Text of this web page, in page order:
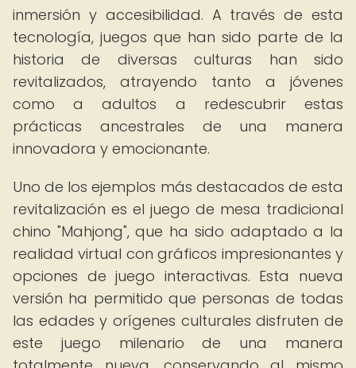
inmersión y accesibilidad. A través de esta
tecnología, juegos que han sido parte de la
historia de diversas culturas han sido
revitalizados, atrayendo tanto a jóvenes
como a adultos a redescubrir estas
prácticas ancestrales de una manera
innovadora y emocionante.
Uno de los ejemplos más destacados de esta
revitalización es el juego de mesa tradicional
chino "Mahjong", que ha sido adaptado a la
realidad virtual con gráficos impresionantes y
opciones de juego interactivas. Esta nueva
versión ha permitido que personas de todas
las edades y orígenes culturales disfruten de
este juego milenario de una manera